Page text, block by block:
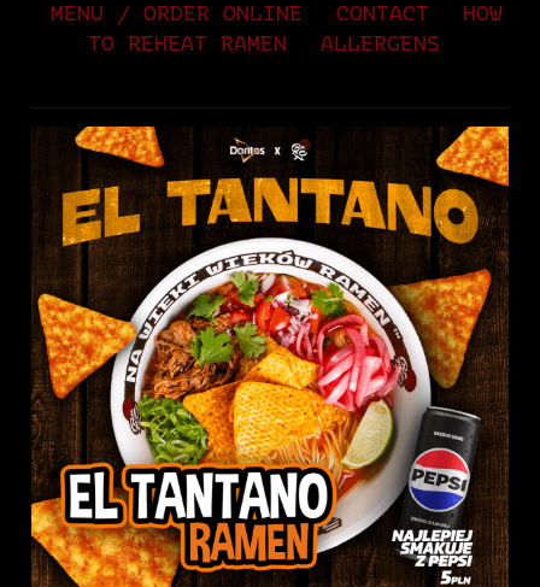
MENU / ORDER ONLINE CONTACT
HOW
TO REHEAT RAMEN
ALLERGENS